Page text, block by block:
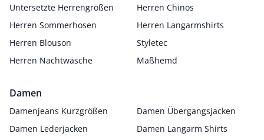
Untersetzte Herrengrößen
Herren Chinos
Herren Sommerhosen
Herren Langarmshirts
Herren Blouson
Styletec
Herren Nachtwäsche
Maßhemd
Damen
Damenjeans Kurzgrößen
Damen Übergangsjacken
Damen Lederjacken
Damen Langarm Shirts